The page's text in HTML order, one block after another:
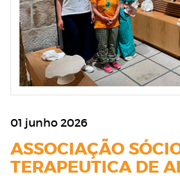
01 junho 2026
ASSOCIAÇÃO
TERAPEUTICA DE